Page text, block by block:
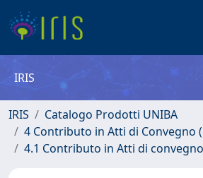
IRIS
IRIS
Catalogo Prodotti UNIBA
4 Contributo in Atti di Convegno
4.1 Contributo in Atti di convegno